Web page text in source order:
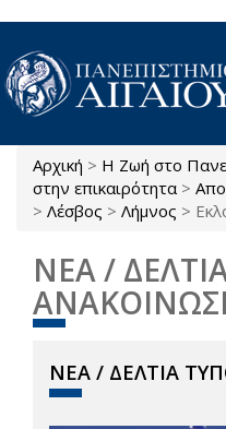
Παράκαμψη προς το κυρίως
Είστε εδώ
Αρχική > Η Ζωή στο
στην επικαιρότητα >
> Λέσβος > Λήμνος >
ΝΕΑ /
ΝΕΑ / ΔΕΛΤΙΑ